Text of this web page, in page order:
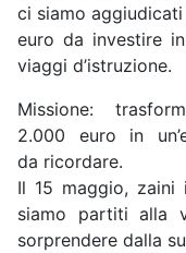
ci siamo
euro da investire
viaggi d’istruzione.
Missione:
2.000 euro in
da ricordare.
Il 15 maggio, zaini
siamo partiti alla
sorprendere dalla